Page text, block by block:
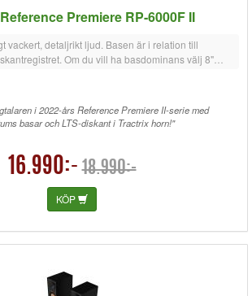
Premiere RP-6000F II
vackert, detaljrikt ljud. Basen är i relation till
Om du vill ha basdominans välj 8"
i 2022-års Reference Premiere II-serie med
basar och LTS-diskant i Tractrix horn!"
16.990:- 18.990:-
KÖP